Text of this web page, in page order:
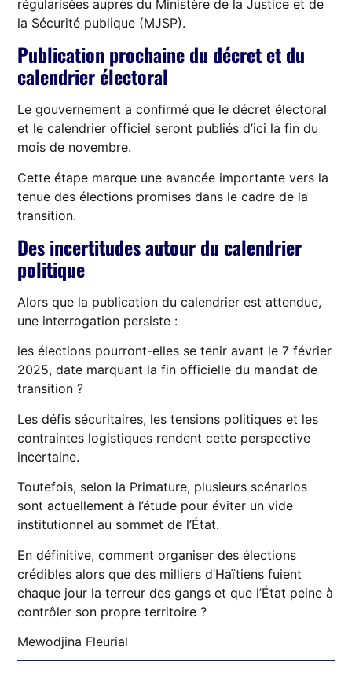
régularisées auprès du Ministère de la Justice et de
la Sécurité publique (MJSP).
Publication prochaine du décret et du
calendrier électoral
Le gouvernement a confirmé que le décret électoral
et le calendrier officiel seront publiés d’ici la fin du
mois de novembre.
Cette étape marque une avancée importante vers la
tenue des élections promises dans le cadre de la
transition.
Des incertitudes autour du calendrier
politique
Alors que la publication du calendrier est attendue,
une interrogation persiste :
les élections pourront-elles se tenir avant le 7 février
2025, date marquant la fin officielle du mandat de
transition ?
Les défis sécuritaires, les tensions politiques et les
contraintes logistiques rendent cette perspective
incertaine.
Toutefois, selon la Primature, plusieurs scénarios
sont actuellement à l’étude pour éviter un vide
institutionnel au sommet de l’État.
En définitive, comment organiser des élections
crédibles alors que des milliers d’Haïtiens fuient
chaque jour la terreur des gangs et que l’État peine à
contrôler son propre territoire ?
Mewodjina Fleurial